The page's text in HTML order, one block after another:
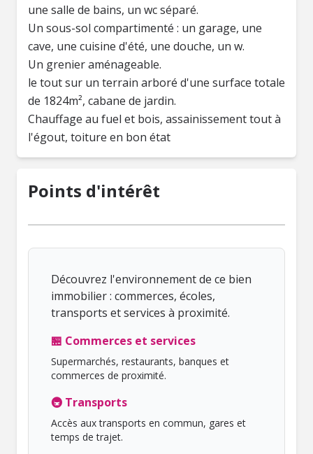
une salle de bains, un wc séparé.
Un sous-sol compartimenté : un garage, une
cave, une cuisine d'été, une douche, un w.
Un grenier aménageable.
le tout sur un terrain arboré d'une surface totale
de 1824m², cabane de jardin.
Chauffage au fuel et bois, assainissement tout à
l'égout, toiture en bon état
Points d'intérêt
Découvrez l'environnement de ce bien
immobilier : commerces, écoles,
transports et services à proximité.
🏪 Commerces et services
Supermarchés, restaurants, banques et
commerces de proximité.
🚇 Transports
Accès aux transports en commun, gares et
temps de trajet.